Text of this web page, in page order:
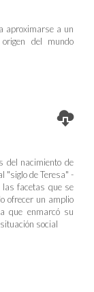
aproximarse a un
del mundo
del nacimiento de
"siglo de Teresa" -
las facetas que se
ofrecer un amplio
que enmarcó su
social